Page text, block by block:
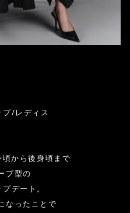
プ/レディス
から後身頃まで
ブ型の
デート。
なったことで